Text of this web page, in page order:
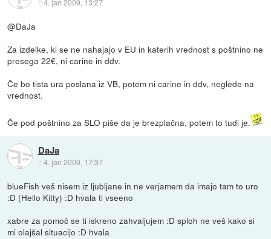
@DaJa
Za izdelke, ki se ne nahajajo v EU in katerih vrednost s poštnino ne
presega 22€, ni carine in ddv.
Če bo tista ura poslana iz VB, potem ni carine in ddv, neglede na
vrednost.
Če pod poštnino za SLO piše da je brezplačna, potem to tudi je.
DaJa
::4. jan 2009, 17:37
blueFish veš nisem iz ljubljane in ne verjamem da imajo tam to uro
:D (Hello Kitty) :D hvala ti vseeno
xabre za pomoč se ti iskreno zahvaljujem :D sploh ne veš kako si
mi olajšal situacijo :D hvala